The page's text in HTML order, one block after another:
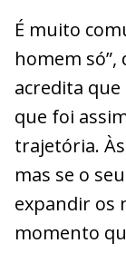
É muito
homem só”,
acredita
que foi
trajetória.
mas se o
expandir os
momento